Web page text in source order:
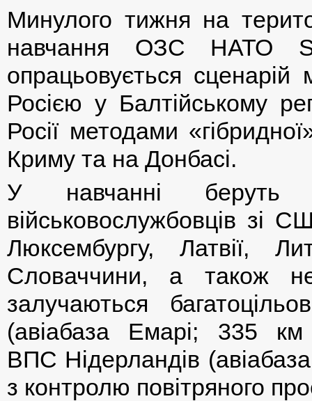
Минулого тижня на
навчання ОЗС НАТО
опрацьовується сценарій
Росією у Балтійському
Росії методами
Криму та на Донбасі.
У навчанні
військовослужбовців зі
Люксембургу, Латвії,
Словаччини, а також
залучаються
(авіабаза Емарі; 335
ВПС Нідерландів
з контролю повітряного